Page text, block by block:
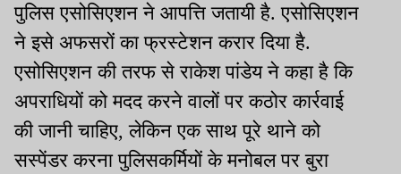
पुलिस एसोसिएशन ने आपत्ति जतायी है. एसोसिएशन
ने इसे अफसरों का फ्रस्टेशन करार दिया है.
एसोसिएशन की तरफ से राकेश पांडेय ने कहा है कि
अपराधियों को मदद करने वालों पर कठोर कार्रवाई
की जानी चाहिए, लेकिन एक साथ पूरे थाने को
सस्पेंडर करना पुलिसकर्मियों के मनोबल पर बुरा